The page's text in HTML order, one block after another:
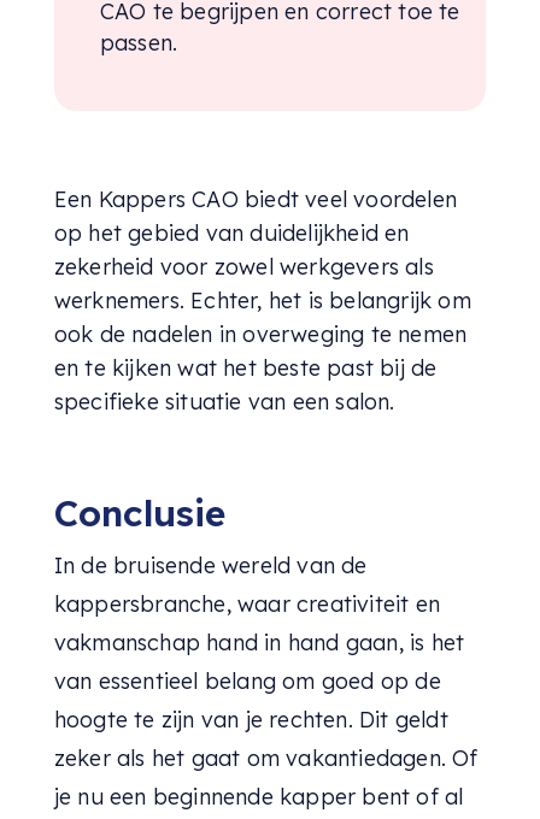
CAO te begrijpen en correct toe te
passen.
Een Kappers CAO biedt veel voordelen
op het gebied van duidelijkheid en
zekerheid voor zowel werkgevers als
werknemers. Echter, het is belangrijk om
ook de nadelen in overweging te nemen
en te kijken wat het beste past bij de
specifieke situatie van een salon.
Conclusie
In de bruisende wereld van de
kappersbranche, waar creativiteit en
vakmanschap hand in hand gaan, is het
van essentieel belang om goed op de
hoogte te zijn van je rechten. Dit geldt
zeker als het gaat om vakantiedagen. Of
je nu een beginnende kapper bent of al